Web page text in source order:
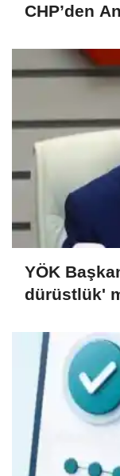
CHP’den
YÖK
dürüstlük'